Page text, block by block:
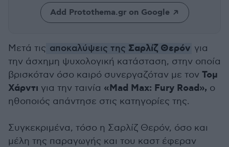
Add Protothema.gr on Google
Μετά τις αποκαλύψεις της Σαρλίζ Θερόν για
την άσχημη ψυχολογική κατάσταση, στην οποία
βρισκόταν όσο καιρό συνεργαζόταν με τον Τομ
Χάρντι για την ταινία «Mad Max: Fury Road», o
ηθοποιός απάντησε στις κατηγορίες της.
Συγκεκριμένα, τόσο η Σαρλίζ Θερόν, όσο και
μέλη της παραγωγής και του καστ έφεραν